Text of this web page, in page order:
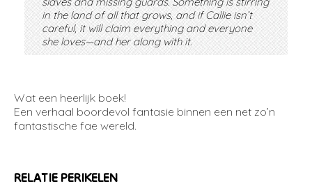
in the land of all that grows, and if Callie isn’t
careful, it will claim everything and everyone
she loves—and her along with it.
Wat een heerlijk boek!
Een verhaal boordevol fantasie binnen een net zo’n
fantastische fae wereld.
RELATIE PERIKELEN